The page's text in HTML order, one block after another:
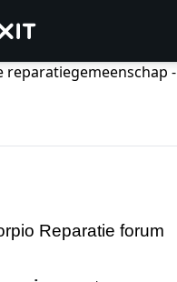
reparatiegemeenschap -
Reparatie forum